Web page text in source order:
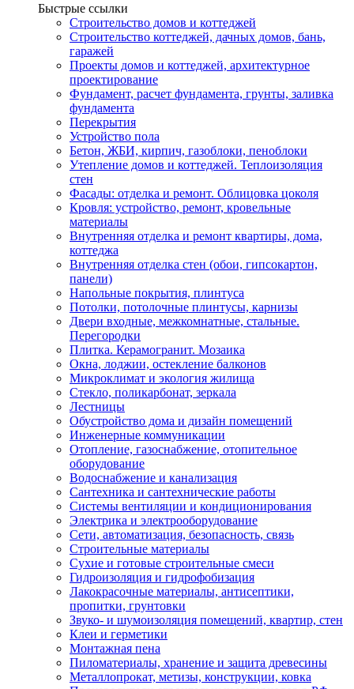
Быстрые ссылки
Строительство домов и коттеджей
Строительство коттеджей, дачных домов, бань,
гаражей
Проекты домов и коттеджей, архитектурное
проектирование
Фундамент, расчет фундамента, грунты, заливка
фундамента
Перекрытия
Устройство пола
Бетон, ЖБИ, кирпич, газоблоки, пеноблоки
Утепление домов и коттеджей. Теплоизоляция
стен
Фасады: отделка и ремонт. Облицовка цоколя
Кровля: устройство, ремонт, кровельные
материалы
Внутренняя отделка и ремонт квартиры, дома,
коттеджа
Внутренняя отделка стен (обои, гипсокартон,
панели)
Напольные покрытия, плинтуса
Потолки, потолочные плинтусы, карнизы
Двери входные, межкомнатные, стальные.
Перегородки
Плитка. Керамогранит. Мозаика
Окна, лоджии, остекление балконов
Микроклимат и экология жилища
Стекло, поликарбонат, зеркала
Лестницы
Обустройство дома и дизайн помещений
Инженерные коммуникации
Отопление, газоснабжение, отопительное
оборудование
Водоснабжение и канализация
Сантехника и сантехнические работы
Системы вентиляции и кондиционирования
Электрика и электрооборудование
Сети, автоматизация, безопасность, связь
Строительные материалы
Сухие и готовые строительные смеси
Гидроизоляция и гидрофобизация
Лакокрасочные материалы, антисептики,
пропитки, грунтовки
Звуко- и шумоизоляция помещений, квартир, стен
Клеи и герметики
Монтажная пена
Пиломатериалы, хранение и защита древесины
Металлопрокат, метизы, конструкции, ковка